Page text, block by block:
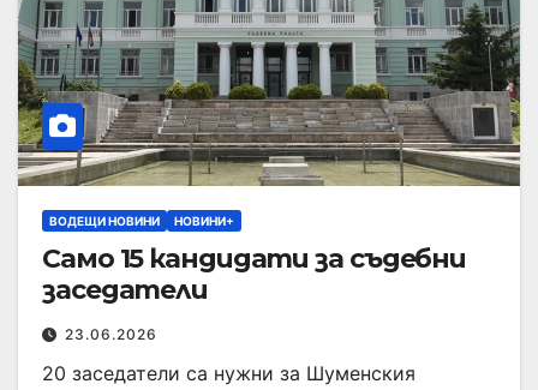
ВОДЕЩИ НОВИНИ НОВИНИ+
Само 15 кандидати за съдебни
заседатели
23.06.2026
20 заседатели са нужни за Шуменския